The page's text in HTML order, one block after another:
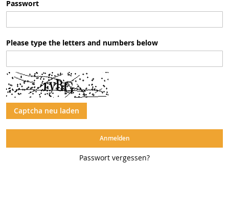
Passwort
Please type the letters and numbers below
Captcha neu laden
Anmelden
Passwort vergessen?